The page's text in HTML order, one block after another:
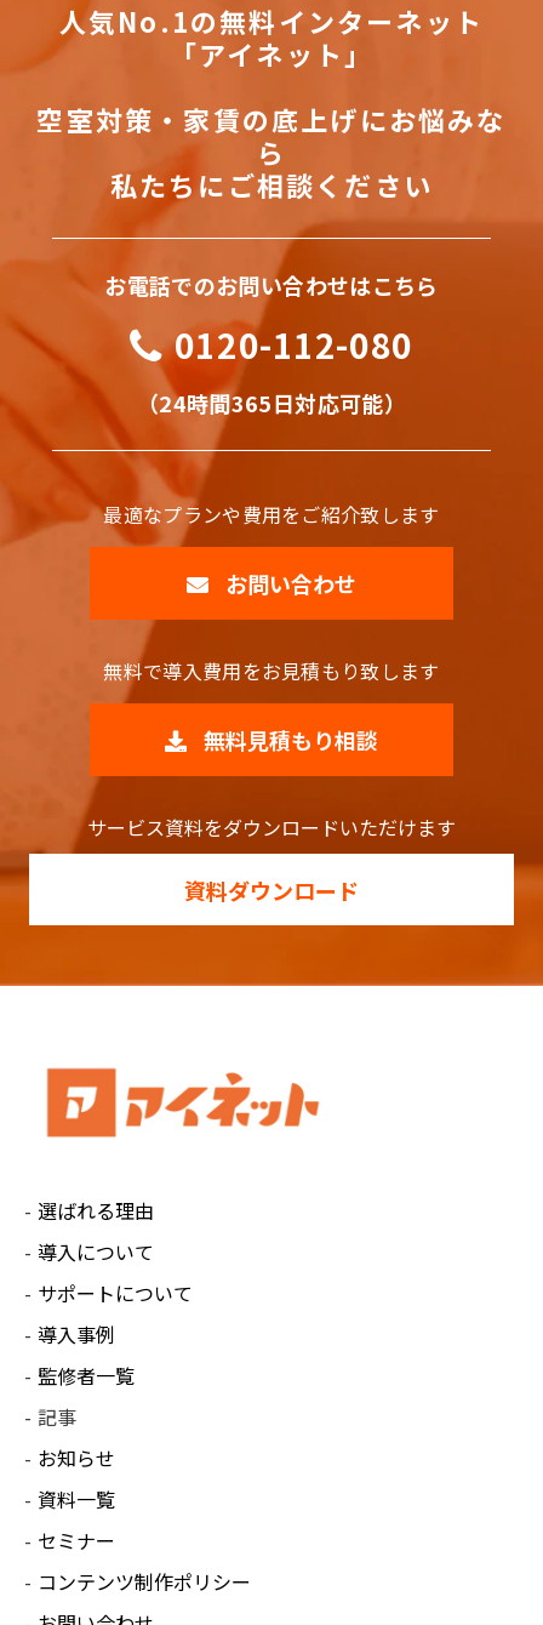
人気No.1の無料インターネット
「アイネット」
空室対策・家賃の底上げにお悩みな
ら
私たちにご相談ください
お電話でのお問い合わせはこちら
0120-112-080
（24時間365日対応可能）
最適なプランや費用をご紹介致します
お問い合わせ
無料で導入費用をお見積もり致します
無料見積もり相談
サービス資料をダウンロードいただけます
資料ダウンロード
選ばれる理由
導入について
サポートについて
導入事例
監修者一覧
記事
お知らせ
資料一覧
セミナー
コンテンツ制作ポリシー